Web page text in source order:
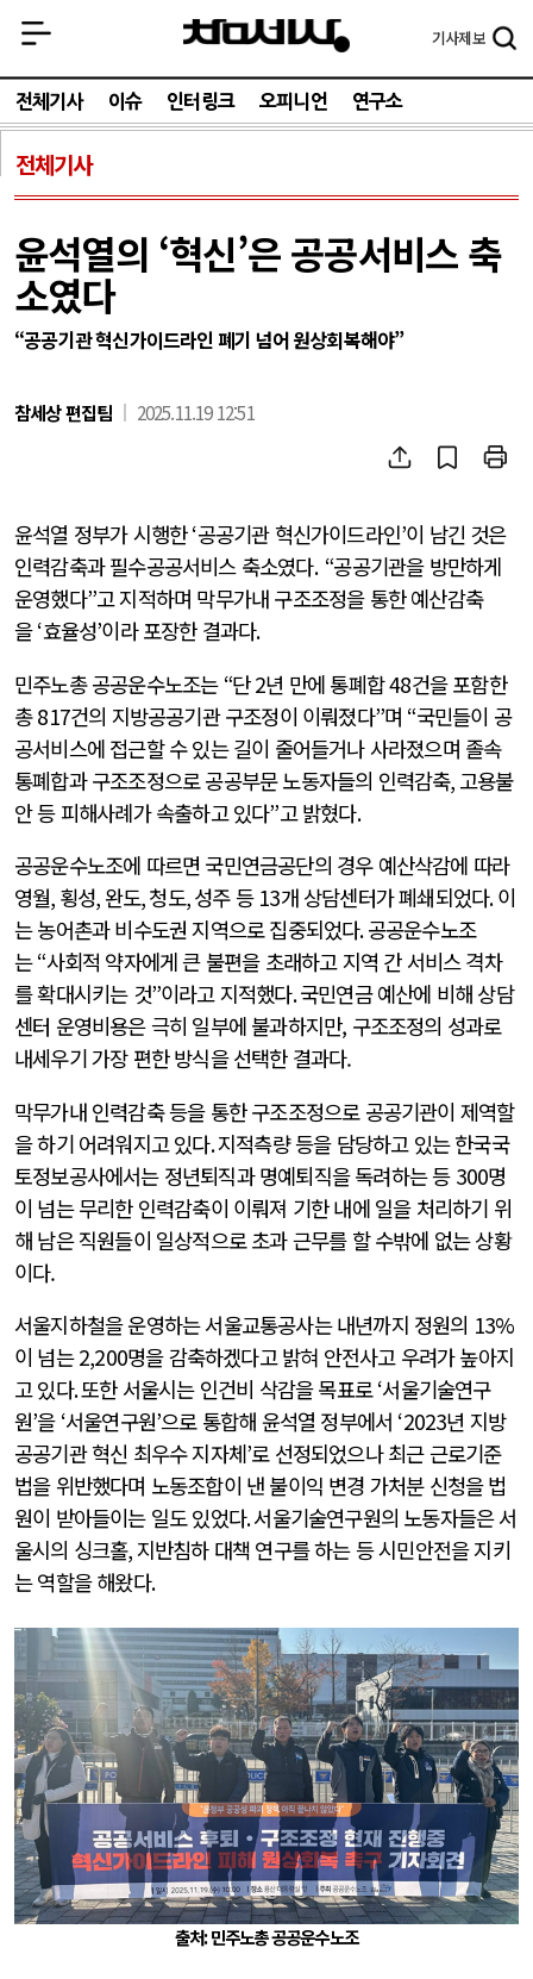
기사제보
전체기사 이슈 인터링크 오피니언 연구소
전체기사
윤석열의 ‘혁신’은 공공서비스 축
소였다
“공공기관 혁신가이드라인 폐기 넘어 원상회복해야”
참세상 편집팀 2025.11.19 12:51
윤석열 정부가 시행한‘공공기관 혁신가이드라인’이 남긴 것은
인력감축과 필수공공서비스 축소였다. “공공기관을 방만하게
운영했다”고 지적하며 막무가내 구조조정을 통한 예산감축
을‘효율성’이라 포장한 결과다.
민주노총 공공운수노조는 “단2년 만에 통폐합48건을 포함한
총817건의 지방공공기관 구조정이 이뤄졌다”며 “국민들이 공
공서비스에 접근할 수 있는 길이 줄어들거나 사라졌으며 졸속
통폐합과 구조조정으로 공공부문 노동자들의 인력감축, 고용불
안 등 피해사례가 속출하고 있다”고 밝혔다.
공공운수노조에 따르면 국민연금공단의 경우 예산삭감에 따라
영월, 횡성, 완도,청도,성주 등 13개 상담센터가 폐쇄되었다.이
는 농어촌과 비수도권 지역으로 집중되었다.공공운수노조
는“사회적 약자에게 큰 불편을 초래하고 지역 간 서비스 격차
를 확대시키는 것”이라고 지적했다.국민연금 예산에 비해 상담
센터 운영비용은 극히 일부에 불과하지만, 구조조정의 성과로
내세우기 가장 편한 방식을 선택한 결과다.
막무가내 인력감축 등을 통한 구조조정으로 공공기관이 제역할
을 하기 어려워지고 있다.지적측량 등을 담당하고 있는 한국국
토정보공사에서는 정년퇴직과 명예퇴직을 독려하는 등 300명
이 넘는 무리한 인력감축이 이뤄져 기한 내에 일을 처리하기 위
해 남은 직원들이 일상적으로 초과 근무를 할 수밖에 없는 상황
이다.
서울지하철을 운영하는 서울교통공사는 내년까지 정원의 13%
이 넘는2,200명을 감축하겠다고 밝혀 안전사고 우려가 높아지
고 있다.또한 서울시는 인건비 삭감을 목표로‘서울기술연구
원’을 ‘서울연구원’으로 통합해 윤석열 정부에서 ‘2023년 지방
공공기관 혁신 최우수 지자체’로 선정되었으나 최근 근로기준
법을 위반했다며 노동조합이 낸 불이익 변경 가처분 신청을 법
원이 받아들이는 일도 있었다.서울기술연구원의 노동자들은 서
울시의 싱크홀, 지반침하 대책 연구를 하는 등 시민안전을 지키
는 역할을 해왔다.
출처: 민주노총 공공운수노조